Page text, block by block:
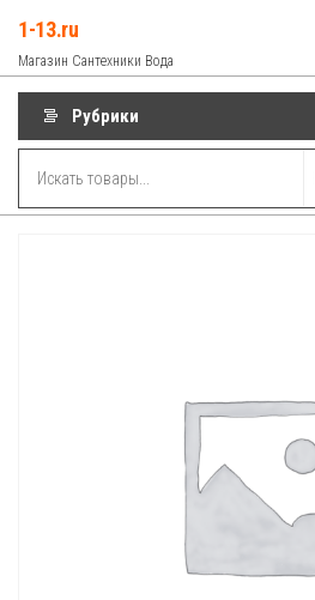
содержимому
1-13.ru
Магазин Сантехники Вода
Рубрики